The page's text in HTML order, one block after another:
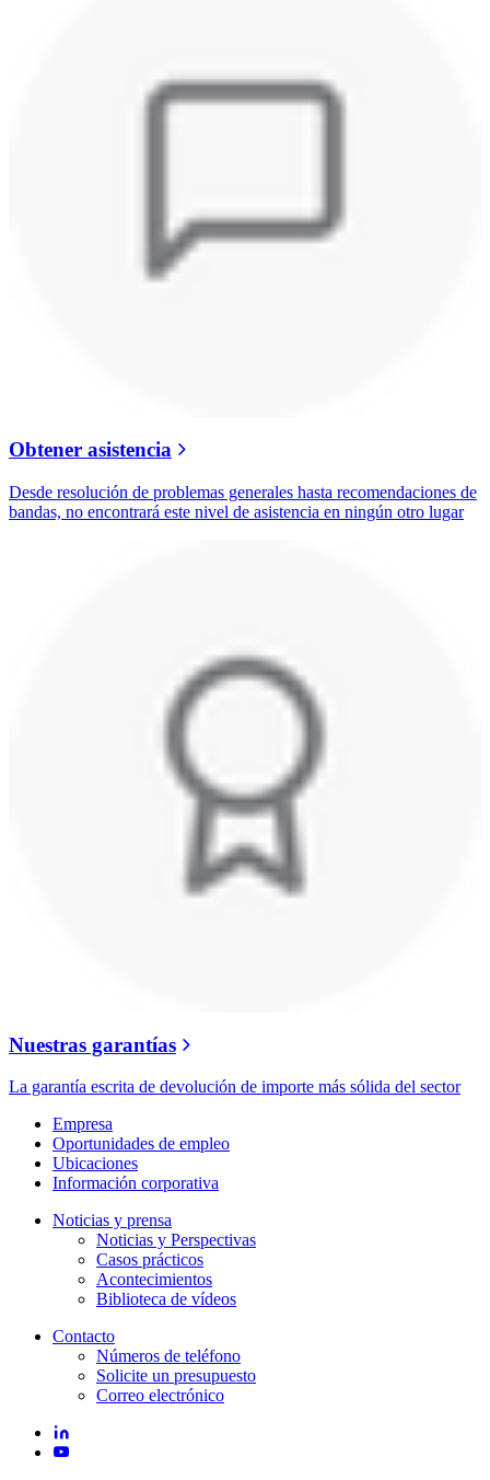
Obtener asistencia
Desde resolución de problemas generales hasta recomendaciones de
bandas, no encontrará este nivel de asistencia en ningún otro lugar
Nuestras garantías
La garantía escrita de devolución de importe más sólida del sector
Empresa
Oportunidades de empleo
Ubicaciones
Información corporativa
Noticias y prensa
Noticias y Perspectivas
Casos prácticos
Acontecimientos
Biblioteca de vídeos
Contacto
Números de teléfono
Solicite un presupuesto
Correo electrónico